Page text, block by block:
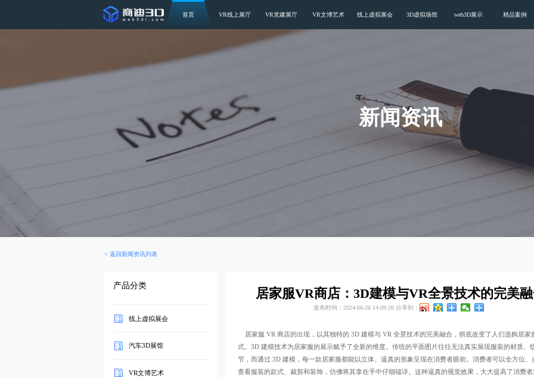
首页 VR线上展厅 VR党建展厅 VR文博艺术 线上虚拟展会 3D虚拟场馆 web3D展示 精品案例
新闻资讯
< 返回新闻资讯列表
产品分类
线上虚拟展会
汽车3D展馆
VR文博艺术
居家服VR商店：3D建模与VR全景技术的完美
发布时间：2024-06-26 14:09:26 分享到：
居家服 VR 商店的出现，以其独特的 3D 建模与 VR 全景技术的完美融合，彻底改变了人们选购居家
式。3D 建模技术为居家服的展示赋予了全新的维度。传统的平面图片往往无法真实展现服装的材质、
节，而通过 3D 建模，每一款居家服都能以立体、逼真的形象呈现在消费者眼前。消费者可以全方位、
查看服装的款式、裁剪和装饰，仿佛将其拿在手中仔细端详。这种逼真的视觉效果，大大提高了消费